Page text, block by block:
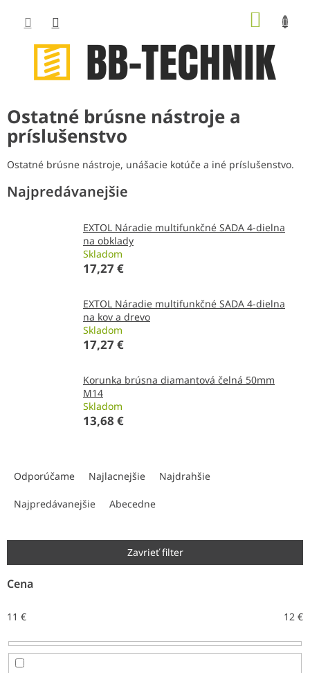
obsah
Ostatné brúsne nástroje a
príslušenstvo
Ostatné brúsne nástroje, unášacie kotúče a iné príslušenstvo.
Najpredávanejšie
EXTOL Náradie multifunkčné SADA 4-dielna
na obklady
Skladom
17,27 €
EXTOL Náradie multifunkčné SADA 4-dielna
na kov a drevo
Skladom
17,27 €
Korunka brúsna diamantová čelná 50mm
M14
Skladom
13,68 €
i
p
r
d
u
k
t
Odporúčame Najlacnejšie Najdrahšie
Najpredávanejšie Abecedne
Zavrieť filter
Cena
11 € 12 €